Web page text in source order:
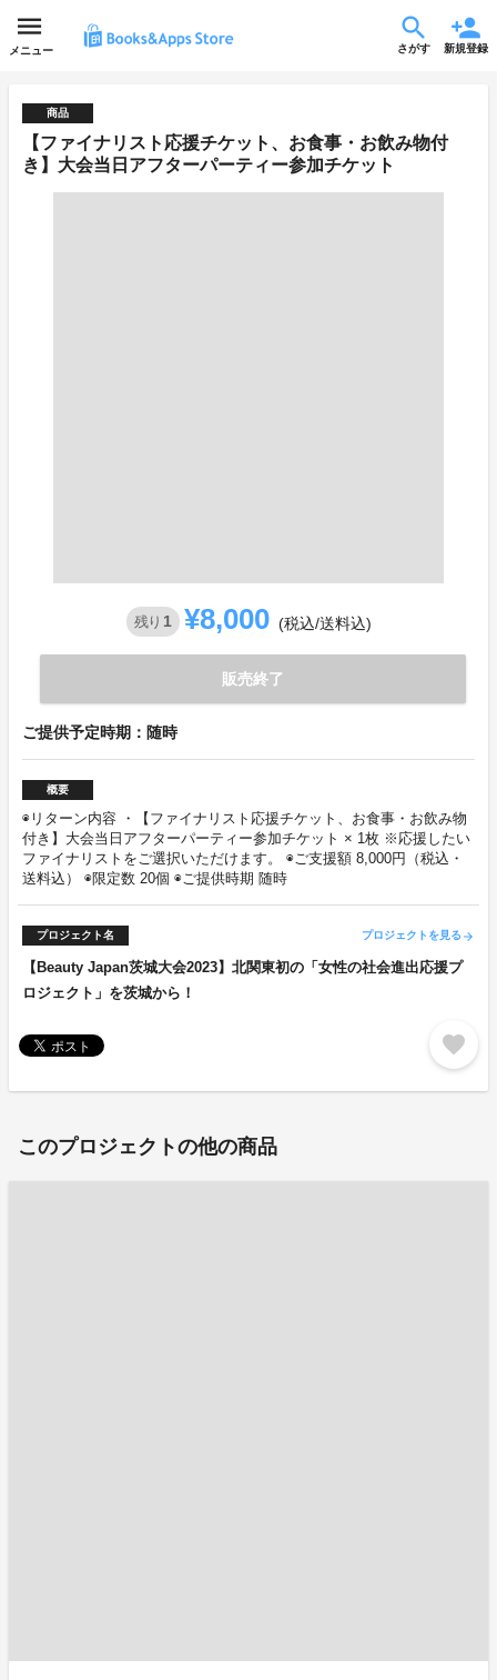
メニュー さがす 新規登録
商品
【ファイナリスト応援チケット、お食事・お飲み物付
き】大会当日アフターパーティー参加チケット
残り 1 ¥8,000 (税込/送料込)
販売終了
ご提供予定時期：随時
概要
◉リターン内容 ・【ファイナリスト応援チケット、お食事・お飲み物
付き】大会当日アフターパーティー参加チケット × 1枚 ※応援したい
ファイナリストをご選択いただけます。 ◉ご支援額 8,000円（税込・
送料込） ◉限定数 20個 ◉ご提供時期 随時
プロジェクト名 プロジェクトを見る arrow_forward
【Beauty Japan茨城大会2023】北関東初の「女性の社会進出応援プ
ロジェクト」を茨城から！
favorite
このプロジェクトの他の商品